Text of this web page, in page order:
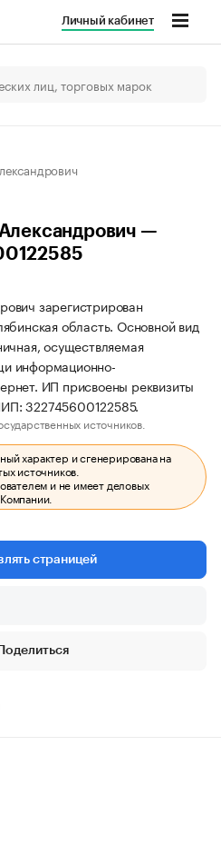
Личный кабинет
—
зарегистрирован
область. Основной вид
осуществляемая
информационно-
ИП присвоены реквизиты
322745600122585.
источников.
характер и сгенерирована на
источников.
и не имеет деловых
страницей
Поделиться